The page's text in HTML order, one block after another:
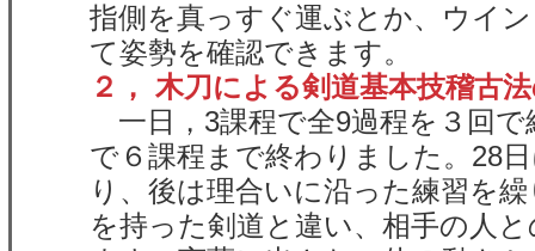
指側を真っすぐ運ぶとか、ウイ
て姿勢を確認できます。
２， 木刀による剣道基本技稽古
一日，3課程で全9過程を３回で
で６課程まで終わりました。28
り、後は理合いに沿った練習を
を持った剣道と違い、相手の人